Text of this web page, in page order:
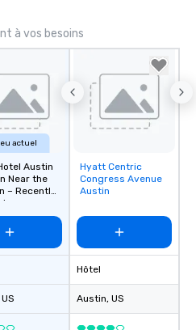
à vos besoins
actuel
Austin
Near the
– Recently
US
Removed from
favorites
Hyatt Centric
Congress Avenue
Austin
Hôtel
Austin, US